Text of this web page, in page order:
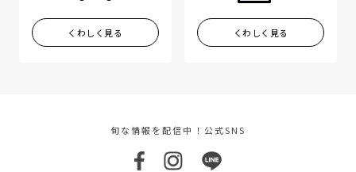
くわしく見る くわしく見る
旬な情報を配信中！公式SNS